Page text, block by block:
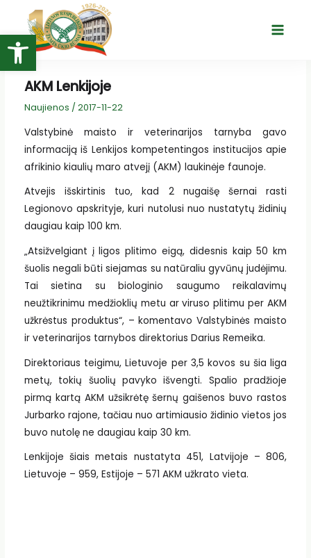
Open toolbar
turinio
Main
AKM Lenkijoje
Naujienos / 2017-11-22
Valstybinė maisto ir veterinarijos tarnyba gavo
informaciją iš Lenkijos kompetentingos institucijos apie
afrikinio kiaulių maro atvejį (AKM) laukinėje faunoje.
Atvejis išskirtinis tuo, kad 2 nugaišę šernai rasti
Legionovo apskrityje, kuri nutolusi nuo nustatytų židinių
daugiau kaip 100 km.
„Atsižvelgiant į ligos plitimo eigą, didesnis kaip 50 km
šuolis negali būti siejamas su natūraliu gyvūnų judėjimu.
Tai sietina su biologinio saugumo reikalavimų
neužtikrinimu medžioklių metu ar viruso plitimu per AKM
užkrėstus produktus“, – komentavo Valstybinės maisto
ir veterinarijos tarnybos direktorius Darius Remeika.
Direktoriaus teigimu, Lietuvoje per 3,5 kovos su šia liga
metų, tokių šuolių pavyko išvengti. Spalio pradžioje
pirmą kartą AKM užsikrėtę šernų gaišenos buvo rastos
Jurbarko rajone, tačiau nuo artimiausio židinio vietos jos
buvo nutolę ne daugiau kaip 30 km.
Lenkijoje šiais metais nustatyta 451, Latvijoje – 806,
Lietuvoje – 959, Estijoje – 571 AKM užkrato vieta.